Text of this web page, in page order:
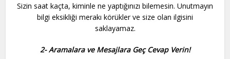
Sizin saat kaçta, kiminle ne yaptığınızı bilemesin. Unutmayın
bilgi eksikliği merakı körükler ve size olan ilgisini
saklayamaz.
2- Aramalara ve Mesajlara Geç Cevap Verin!